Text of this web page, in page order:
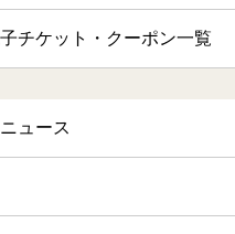
チケット・クーポン一覧
ュース